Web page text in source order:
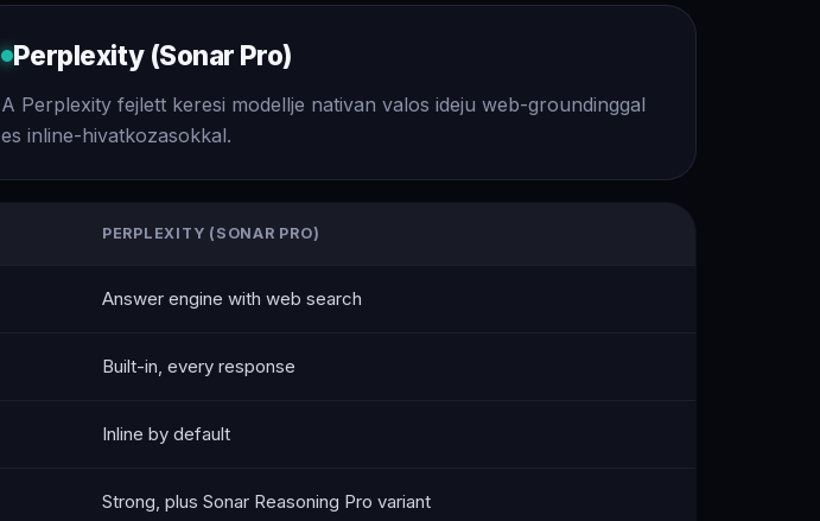
Perplexity (Sonar Pro)
A Perplexity fejlett keresi modellje nativan valos ideju web-groundinggal
es inline-hivatkozasokkal.
PERPLEXITY (SONAR PRO)
Answer engine with web search
Built-in, every response
Inline by default
Strong, plus Sonar Reasoning Pro variant